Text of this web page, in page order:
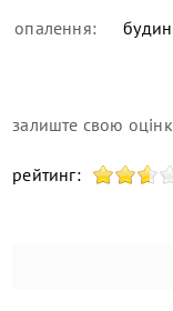
опалення:
залиште свою
рейтинг: